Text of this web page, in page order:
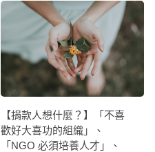
【捐款人想什麼？】「不喜
歡好大喜功的組織」、
「NGO 必須培養人才」、